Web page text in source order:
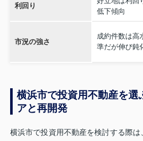
利回り
低下傾向
市況の強さ
成約件数は高
準だが伸び鈍
横浜市で投資用不動産を選
アと再開発
横浜市で投資用不動産を検討する際